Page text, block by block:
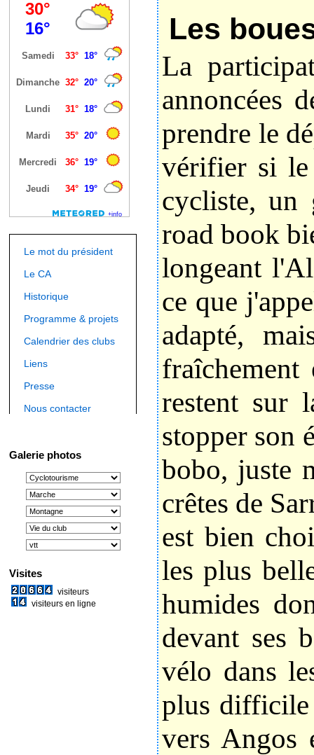
Le mot du président
Le CA
Historique
Programme & projets
Calendrier des clubs
Liens
Presse
Nous contacter
Galerie photos
Visites
visiteurs
visiteurs en ligne
Les
La
annoncées
prendre le
vérifier si le
cycliste‌, un
road book
longeant
ce que
adapté,
fraîchement
restent sur
stopper son
bobo, juste
crêtes de
est bien
les plus
humides
devant ses
vélo dans
plus difficile
vers Angos